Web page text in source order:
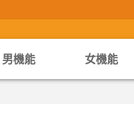
男機能 女機能